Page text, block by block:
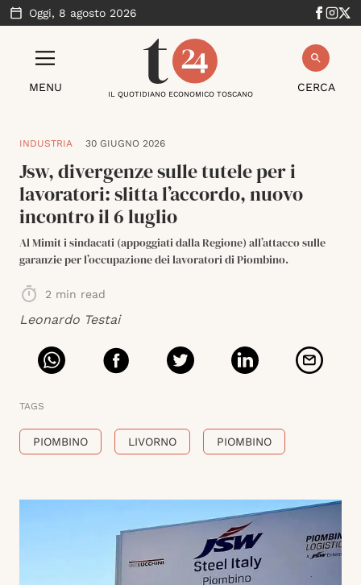
Oggi, 8 agosto 2026
MENU CERCA
IL QUOTIDIANO ECONOMICO TOSCANO
INDUSTRIA 30 GIUGNO 2026
Jsw, divergenze sulle tutele per i
lavoratori: slitta l’accordo, nuovo
incontro il 6 luglio
Al Mimit i sindacati (appoggiati dalla Regione) all’attacco sulle
garanzie per l’occupazione dei lavoratori di Piombino.
2 min read
Leonardo Testai
TAGS
PIOMBINO LIVORNO PIOMBINO